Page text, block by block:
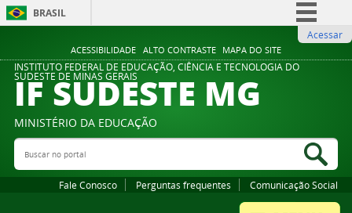
ACESSIBILIDADE ALTO CONTRASTE MAPA DO SITE
BRASIL
Comunica BR
Participe
Legislação
Acessar
INSTITUTO FEDERAL DE EDUCAÇÃO, CIÊNCIA E TECNOLOGIA DO
SUDESTE DE MINAS GERAIS
IF SUDESTE MG
MINISTÉRIO DA EDUCAÇÃO
Buscar no portal
Fale Conosco Perguntas frequentes Comunicação Social